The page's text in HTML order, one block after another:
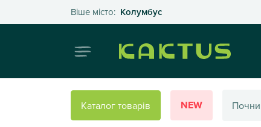
Віше місто: КолумбусОберіть своє місто
Каталог товарів NEW